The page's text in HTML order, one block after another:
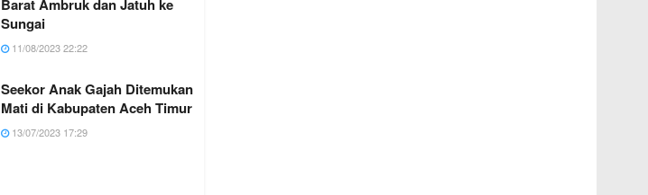
Barat Ambruk dan Jatuh ke
Sungai
11/08/2023 22:22
Seekor Anak Gajah Ditemukan
Mati di Kabupaten Aceh Timur
13/07/2023 17:29